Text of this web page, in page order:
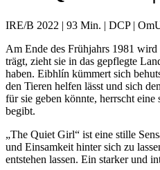
IRE/B 2022 | 93 Min. | DCP |
Am Ende des Frühjahrs 1981
trägt, zieht sie in das gepflegte
haben. Eibhlín kümmert sich
den Tieren helfen lässt und sich
für sie geben könnte, herrscht
begibt.
„The Quiet Girl“ ist eine stille
und Einsamkeit hinter sich zu
entstehen lassen. Ein starker und